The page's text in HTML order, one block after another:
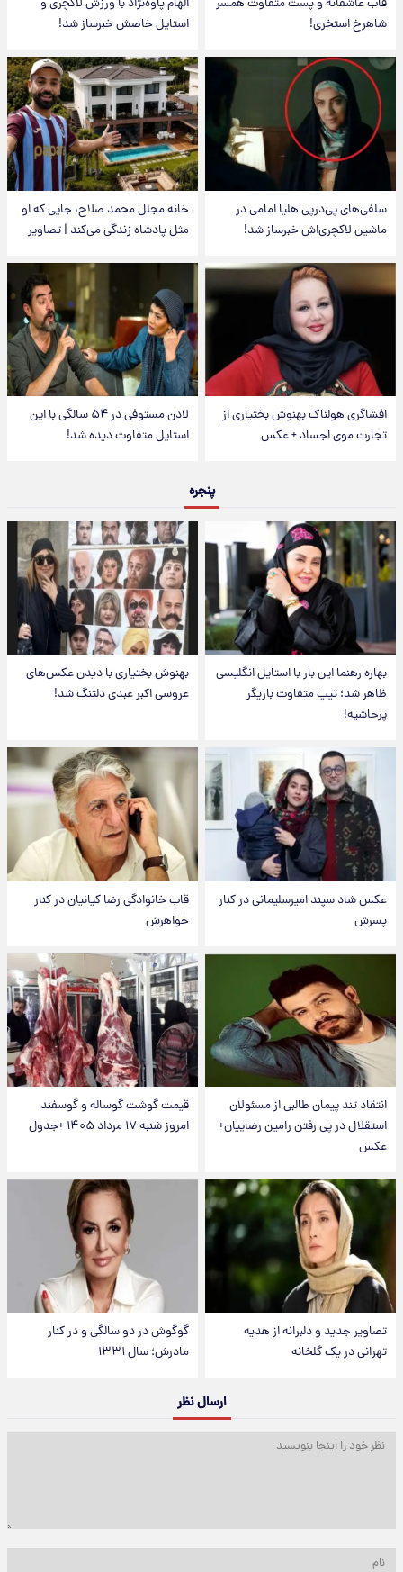
قاب عاشقانه و پست متفاوت همسر
شاهرخ استخری!
الهام پاوه‌نژاد با ورزش لاکچری و
استایل خاصش خبرساز شد!
سلفی‌های پی‌درپی هلیا امامی در
ماشین لاکچری‌اش خبرساز شد!
خانه مجلل محمد صلاح، جایی که او
مثل پادشاه زندگی می‌کند | تصاویر
افشاگری هولناک بهنوش بختیاری از
تجارت موی اجساد + عکس
لادن مستوفی در ۵۴ سالگی با این
استایل متفاوت دیده شد!
پنجره
بهاره رهنما این بار با استایل انگلیسی
ظاهر شد؛ تیپ متفاوت بازیگر
پرحاشیه!
بهنوش بختیاری با دیدن عکس‌های
عروسی اکبر عبدی دلتنگ شد!
عکس شاد سپند امیرسلیمانی در کنار
پسرش
قاب خانوادگی رضا کیانیان در کنار
خواهرش
انتقاد تند پیمان طالبی از مسئولان
استقلال در پی رفتن رامین رضاییان+
عکس
قیمت گوشت گوساله و گوسفند
امروز شنبه ۱۷ مرداد ۱۴۰۵ +جدول
تصاویر جدید و دلبرانه از هدیه
تهرانی در یک گلخانه
گوگوش در دو سالگی و در کنار
مادرش؛ سال ۱۳۳۱
ارسال نظر